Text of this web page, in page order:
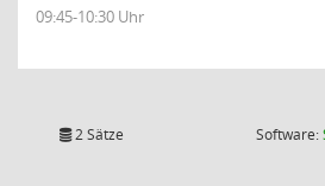
09:45-10:30 Uhr
2 Sätze Software: